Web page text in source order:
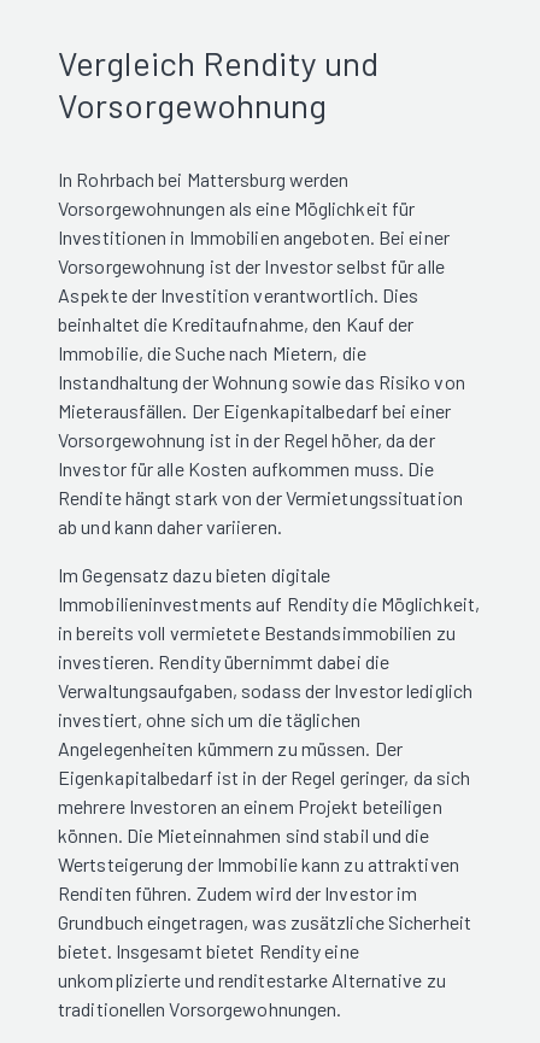
Vergleich Rendity und
Vorsorgewohnung
In Rohrbach bei Mattersburg werden
Vorsorgewohnungen als eine Möglichkeit für
Investitionen in Immobilien angeboten. Bei einer
Vorsorgewohnung ist der Investor selbst für alle
Aspekte der Investition verantwortlich. Dies
beinhaltet die Kreditaufnahme, den Kauf der
Immobilie, die Suche nach Mietern, die
Instandhaltung der Wohnung sowie das Risiko von
Mieterausfällen. Der Eigenkapitalbedarf bei einer
Vorsorgewohnung ist in der Regel höher, da der
Investor für alle Kosten aufkommen muss. Die
Rendite hängt stark von der Vermietungssituation
ab und kann daher variieren.
Im Gegensatz dazu bieten digitale
Immobilieninvestments auf Rendity die Möglichkeit,
in bereits voll vermietete Bestandsimmobilien zu
investieren. Rendity übernimmt dabei die
Verwaltungsaufgaben, sodass der Investor lediglich
investiert, ohne sich um die täglichen
Angelegenheiten kümmern zu müssen. Der
Eigenkapitalbedarf ist in der Regel geringer, da sich
mehrere Investoren an einem Projekt beteiligen
können. Die Mieteinnahmen sind stabil und die
Wertsteigerung der Immobilie kann zu attraktiven
Renditen führen. Zudem wird der Investor im
Grundbuch eingetragen, was zusätzliche Sicherheit
bietet. Insgesamt bietet Rendity eine
unkomplizierte und renditestarke Alternative zu
traditionellen Vorsorgewohnungen.